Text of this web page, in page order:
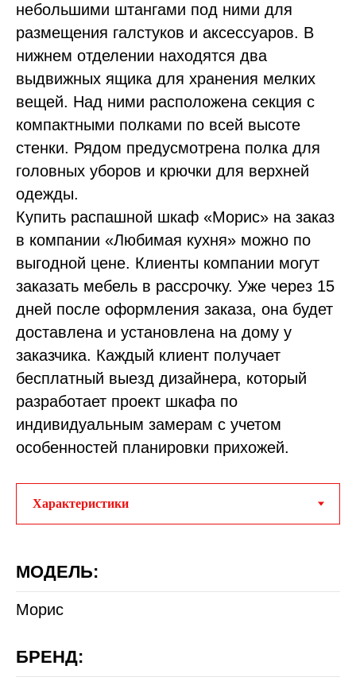
небольшими штангами под ними для
размещения галстуков и аксессуаров. В
нижнем отделении находятся два
выдвижных ящика для хранения мелких
вещей. Над ними расположена секция с
компактными полками по всей высоте
стенки. Рядом предусмотрена полка для
головных уборов и крючки для верхней
одежды.
Купить распашной шкаф «Морис» на заказ
в компании «Любимая кухня» можно по
выгодной цене. Клиенты компании могут
заказать мебель в рассрочку. Уже через 15
дней после оформления заказа, она будет
доставлена и установлена на дому у
заказчика. Каждый клиент получает
бесплатный выезд дизайнера, который
разработает проект шкафа по
индивидуальным замерам с учетом
особенностей планировки прихожей.
МОДЕЛЬ:
Морис
БРЕНД: